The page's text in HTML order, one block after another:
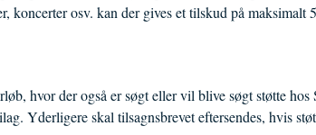
koncerter osv. kan der gives et tilskud på
hvor der også er søgt eller vil blive søgt støtte hos
Yderligere skal tilsagnsbrevet eftersendes, hvis